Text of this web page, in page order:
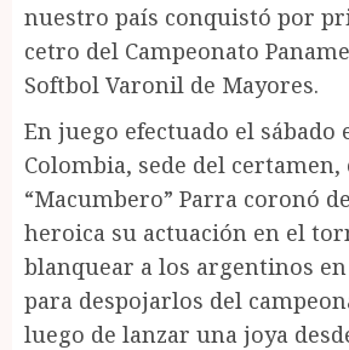
nuestro país conquistó por
cetro del Campeonato
Softbol Varonil de Mayores.
En juego efectuado el sábado
Colombia, sede del certamen,
“Macumbero” Parra coronó
heroica su actuación en el
blanquear a los argentinos
para despojarlos del
luego de lanzar una joya